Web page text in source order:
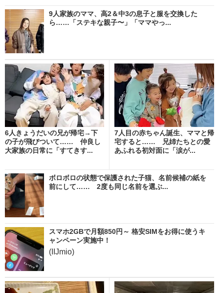
9人家族のママ、高2＆中3の息子と服を交換した
ら……「ステキな親子〜」「ママやっ...
6人きょうだいの兄が帰宅→下
の子が飛びついて…… 仲良し
大家族の日常に「すてきす...
7人目の赤ちゃん誕生、ママと帰
宅すると…… 兄姉たちとの愛
あふれる初対面に「涙が...
ボロボロの状態で保護された子猫、名前候補の紙を
前にして…… 2度も同じ名前を選ぶ...
スマホ2GBで月額850円～ 格安SIMをお得に使うキ
ャンペーン実施中！
(IIJmio)